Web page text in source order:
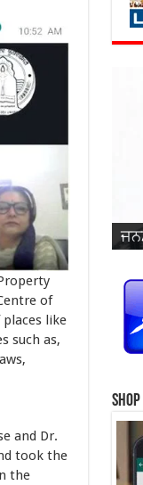
of
like
such as,
and Dr.
took the
the